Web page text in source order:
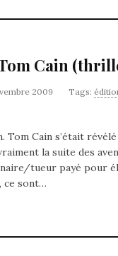
Cain
2009 Tags:
Tom Cain s’était
la suite des
tueur payé pour
ce sont…